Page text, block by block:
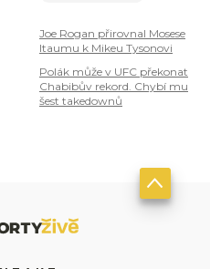
Joe Rogan přirovnal Mosese
Itaumu k Mikeu Tysonovi
Polák může v UFC překonat
Chabibův rekord. Chybí mu
šest takedownů